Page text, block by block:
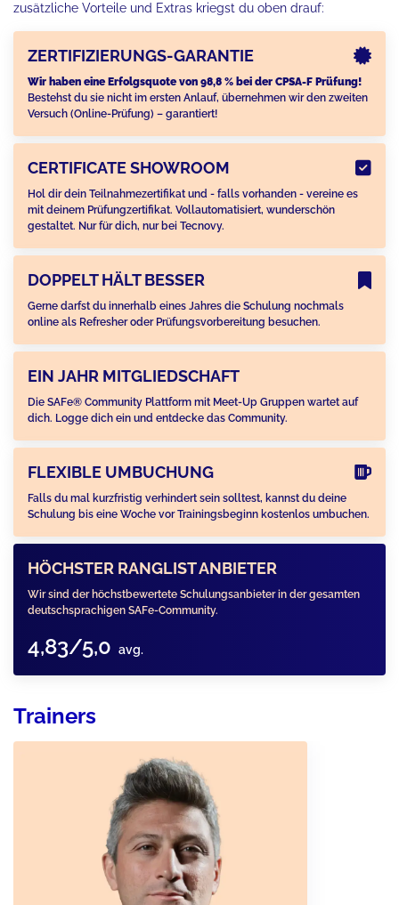
zusätzliche Vorteile und Extras kriegst du oben drauf:
ZERTIFIZIERUNGS-GARANTIE
Wir haben eine Erfolgsquote von 98,8 % bei der CPSA-F Prüfung!
Bestehst du sie nicht im ersten Anlauf, übernehmen wir den zweiten
Versuch (Online-Prüfung) – garantiert!
CERTIFICATE SHOWROOM
Hol dir dein Teilnahmezertifikat und - falls vorhanden - vereine es
mit deinem Prüfungzertifikat. Vollautomatisiert, wunderschön
gestaltet. Nur für dich, nur bei Tecnovy.
DOPPELT HÄLT BESSER
Gerne darfst du innerhalb eines Jahres die Schulung nochmals
online als Refresher oder Prüfungsvorbereitung besuchen.
EIN JAHR MITGLIEDSCHAFT
Die SAFe® Community Plattform mit Meet-Up Gruppen wartet auf
dich. Logge dich ein und entdecke das Community.
FLEXIBLE UMBUCHUNG
Falls du mal kurzfristig verhindert sein solltest, kannst du deine
Schulung bis eine Woche vor Trainingsbeginn kostenlos umbuchen.
HÖCHSTER RANGLIST ANBIETER
Wir sind der höchstbewertete Schulungsanbieter in der gesamten
deutschsprachigen SAFe-Community.
4,83/5,0 avg.
Trainers